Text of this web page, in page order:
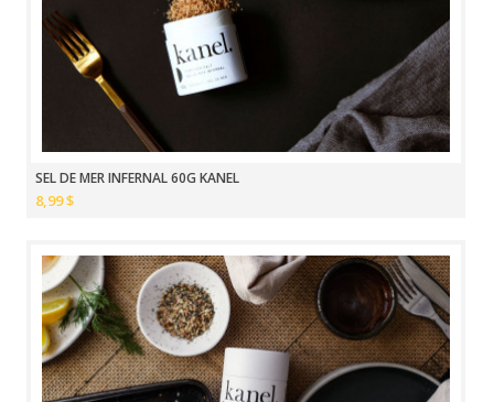
SEL DE MER INFERNAL 60G KANEL
8,99 $